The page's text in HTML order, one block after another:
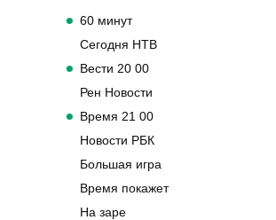
60 минут
Сегодня НТВ
Вести 20 00
Рен Новости
Время 21 00
Новости РБК
Большая игра
Время покажет
На заре